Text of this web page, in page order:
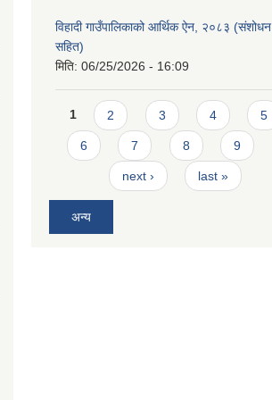
विहादी गाउँपालिकाको आर्थिक ऐन, २०८३ (संशोधन
सहित)
मिति: 06/25/2026 - 16:09
Pages
1 2 3 4 5
6 7 8 9
next › last »
अन्य